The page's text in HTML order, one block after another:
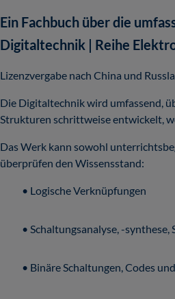
Ein Fachbuch über die
Digitaltechnik | Reihe
Lizenzvergabe nach China und
Die Digitaltechnik wird umfassend,
Strukturen schrittweise entwickelt,
Das Werk kann sowohl
überprüfen den Wissensstand:
• Logische Verknüpfungen
• Schaltungsanalyse, -synthese,
• Binäre Schaltungen, Codes